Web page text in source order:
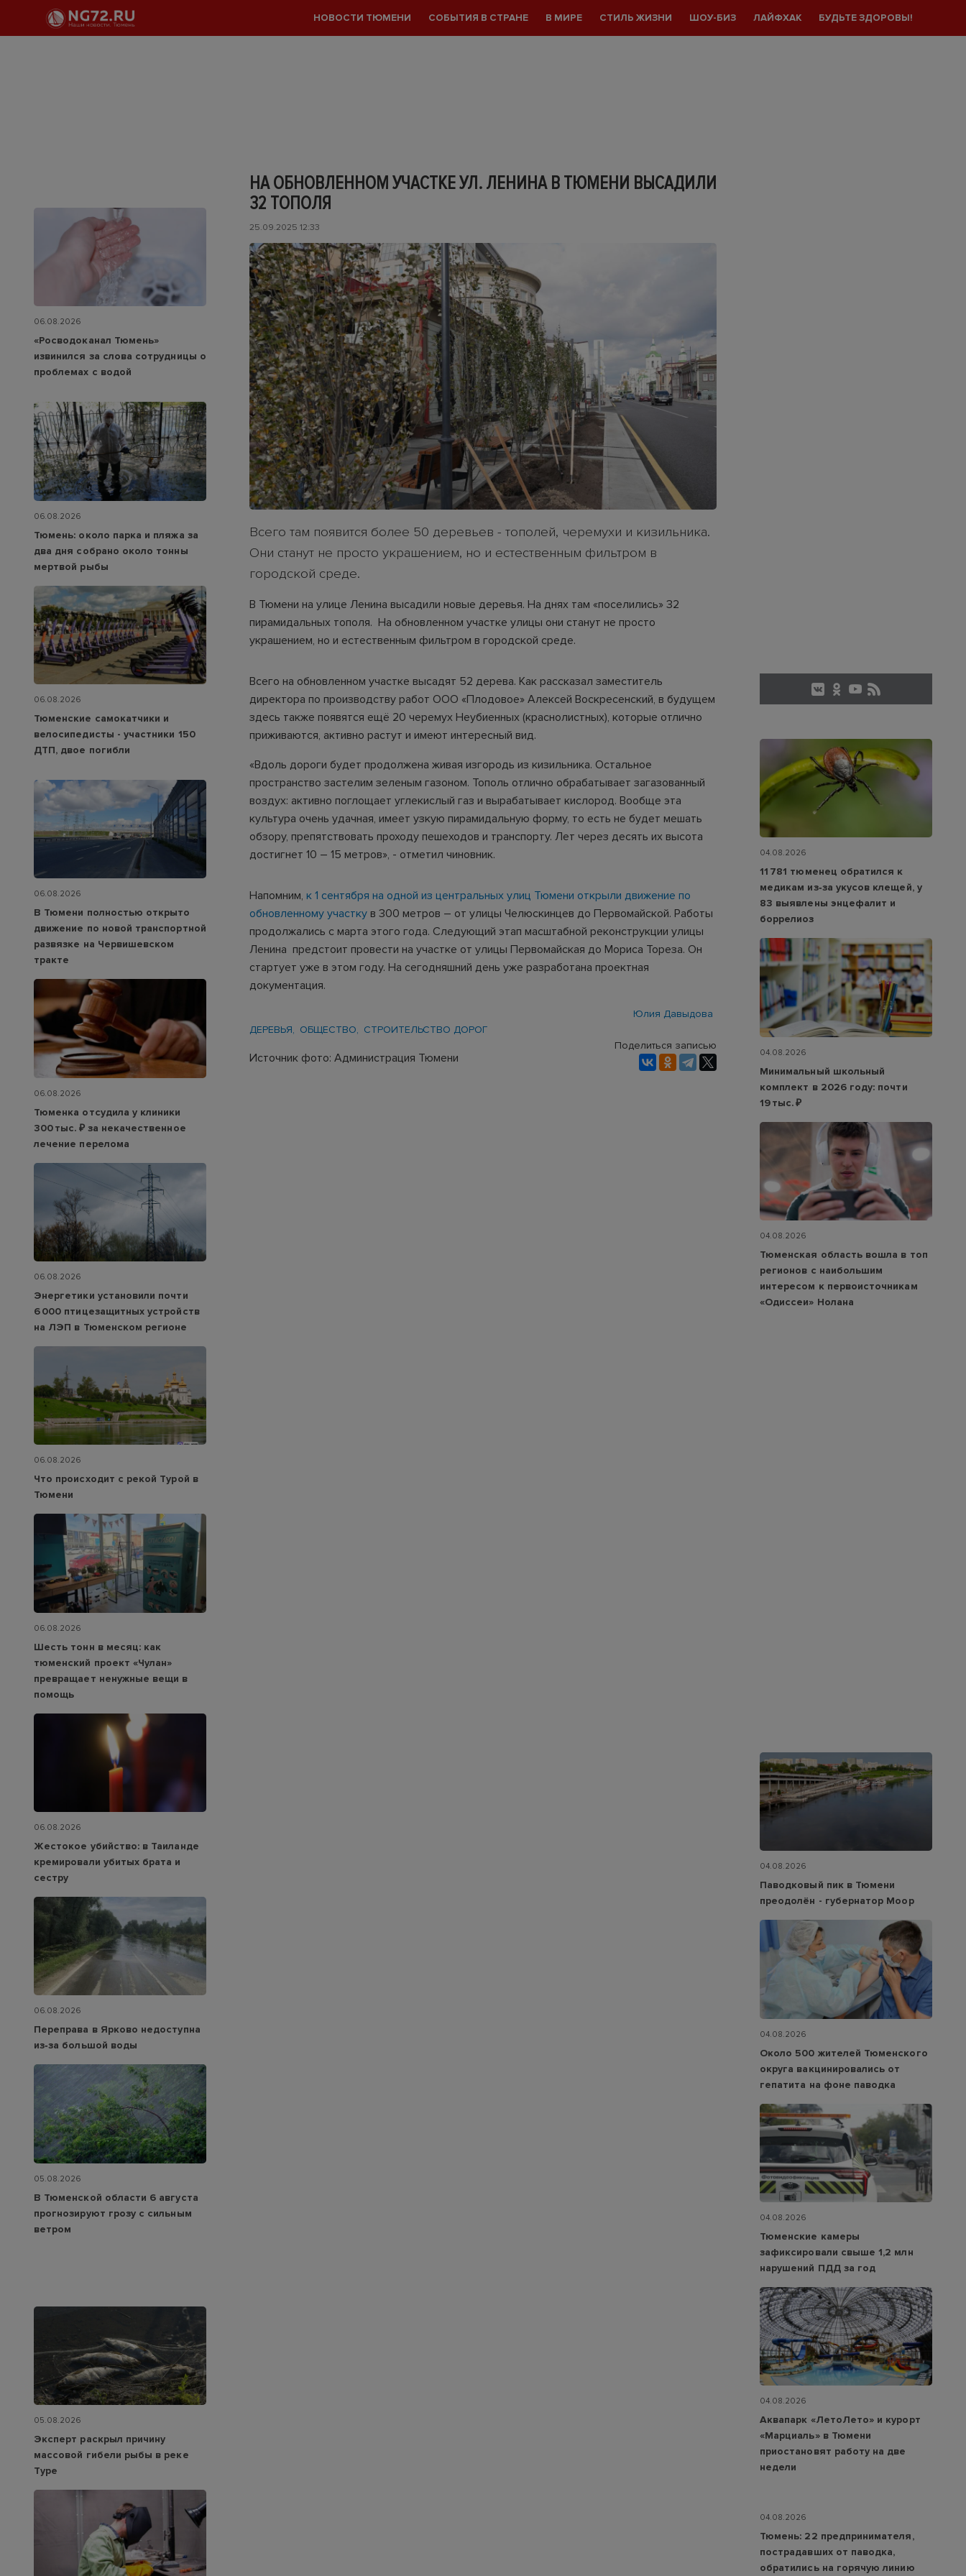
НОВОСТИ ТЮМЕНИ СОБЫТИЯ В СТРАНЕ В МИРЕ СТИЛЬ ЖИЗНИ ШОУ-БИЗ ЛАЙФХАК БУДЬТЕ ЗДОРОВЫ!
НА ОБНОВЛЕННОМ УЧАСТКЕ УЛ. ЛЕНИНА В ТЮМЕНИ ВЫСАДИЛИ
32 ТОПОЛЯ
25.09.2025 12:33
Всего там появится более 50 деревьев - тополей, черемухи и кизильника.
Они станут не просто украшением, но и естественным фильтром в
городской среде.
В Тюмени на улице Ленина высадили новые деревья. На днях там «поселились» 32
пирамидальных тополя. На обновленном участке улицы они станут не просто
украшением, но и естественным фильтром в городской среде.
Всего на обновленном участке высадят 52 дерева. Как рассказал заместитель
директора по производству работ ООО «Плодовое» Алексей Воскресенский, в будущем
здесь также появятся ещё 20 черемух Неубиенных (краснолистных), которые отлично
приживаются, активно растут и имеют интересный вид.
«Вдоль дороги будет продолжена живая изгородь из кизильника. Остальное
пространство застелим зеленым газоном. Тополь отлично обрабатывает загазованный
воздух: активно поглощает углекислый газ и вырабатывает кислород. Вообще эта
культура очень удачная, имеет узкую пирамидальную форму, то есть не будет мешать
обзору, препятствовать проходу пешеходов и транспорту. Лет через десять их высота
достигнет 10 – 15 метров», - отметил чиновник.
Напомним, к 1 сентября на одной из центральных улиц Тюмени открыли движение по
обновленному участку в 300 метров – от улицы Челюскинцев до Первомайской. Работы
продолжались с марта этого года. Следующий этап масштабной реконструкции улицы
Ленина предстоит провести на участке от улицы Первомайская до Мориса Тореза. Он
стартует уже в этом году. На сегодняшний день уже разработана проектная
документация.
Юлия Давыдова
ДЕРЕВЬЯ
ОБЩЕСТВО СТРОИТЕЛЬСТВО ДОРОГ
Источник фото: Администрация Тюмени
Поделиться записью
06.08.2026
«Росводоканал Тюмень»
извинился за слова сотрудницы о
проблемах с водой
06.08.2026
Тюмень: около парка и пляжа за
два дня собрано около тонны
мертвой рыбы
06.08.2026
Тюменские самокатчики и
велосипедисты - участники 150
ДТП, двое погибли
06.08.2026
В Тюмени полностью открыто
движение по новой транспортной
развязке на Червишевском
тракте
06.08.2026
Тюменка отсудила у клиники
300 тыс. ₽ за некачественное
лечение перелома
06.08.2026
Энергетики установили почти
6 000 птицезащитных устройств
на ЛЭП в Тюменском регионе
06.08.2026
Что происходит с рекой Турой в
Тюмени
06.08.2026
Шесть тонн в месяц: как
тюменский проект «Чулан»
превращает ненужные вещи в
помощь
06.08.2026
Жестокое убийство: в Таиланде
кремировали убитых брата и
сестру
06.08.2026
Переправа в Ярково недоступна
из‑за большой воды
05.08.2026
В Тюменской области 6 августа
прогнозируют грозу с сильным
ветром
05.08.2026
Эксперт раскрыл причину
массовой гибели рыбы в реке
Туре
04.08.2026
11 781 тюменец обратился к
медикам из‑за укусов клещей, у
83 выявлены энцефалит и
боррелиоз
04.08.2026
Минимальный школьный
комплект в 2026 году: почти
19 тыс. ₽
04.08.2026
Тюменская область вошла в топ
регионов с наибольшим
интересом к первоисточникам
«Одиссеи» Нолана
04.08.2026
Паводковый пик в Тюмени
преодолён - губернатор Моор
04.08.2026
Около 500 жителей Тюменского
округа вакцинировались от
гепатита на фоне паводка
04.08.2026
Тюменские камеры
зафиксировали свыше 1,2 млн
нарушений ПДД за год
04.08.2026
Аквапарк «ЛетоЛето» и курорт
«Марциаль» в Тюмени
приостановят работу на две
недели
04.08.2026
Тюмень: 22 предпринимателя,
пострадавших от паводка,
обратились на горячую линию